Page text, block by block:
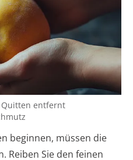
entfernt
beginnen, müssen die
Reiben Sie den feinen